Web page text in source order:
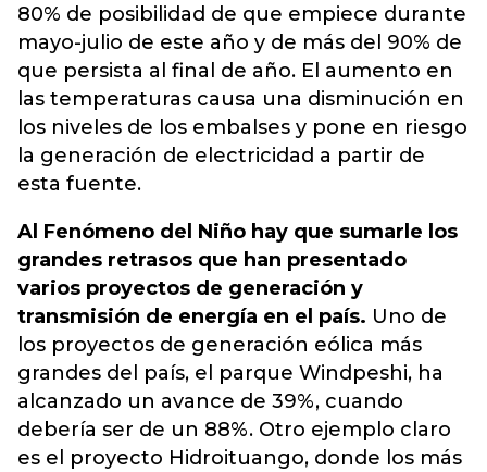
80% de posibilidad de que empiece durante
mayo-julio de este año y de más del 90% de
que persista al final de año. El aumento en
las temperaturas causa una disminución en
los niveles de los embalses y pone en riesgo
la generación de electricidad a partir de
esta fuente.
Al Fenómeno del Niño hay que sumarle los
grandes retrasos que han presentado
varios proyectos de generación y
transmisión de energía en el país. Uno de
los proyectos de generación eólica más
grandes del país, el parque Windpeshi, ha
alcanzado un avance de 39%, cuando
debería ser de un 88%. Otro ejemplo claro
es el proyecto Hidroituango, donde los más